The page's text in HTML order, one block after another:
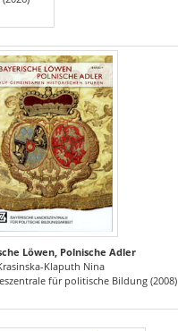
Löwen, Polnische Adler
Klaputh Nina
für politische Bildung (2008)